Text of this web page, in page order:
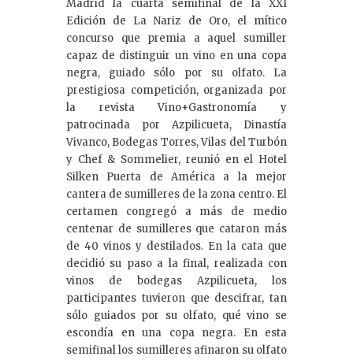
Madrid la cuarta semifinal de la XXI
Edición de La Nariz de Oro, el mítico
concurso que premia a aquel sumiller
capaz de distinguir un vino en una copa
negra, guiado sólo por su olfato. La
prestigiosa competición, organizada por
la revista Vino+Gastronomía y
patrocinada por Azpilicueta, Dinastía
Vivanco, Bodegas Torres, Vilas del Turbón
y Chef & Sommelier, reunió en el Hotel
Silken Puerta de América a la mejor
cantera de sumilleres de la zona centro. El
certamen congregó a más de medio
centenar de sumilleres que cataron más
de 40 vinos y destilados. En la cata que
decidió su paso a la final, realizada con
vinos de bodegas Azpilicueta, los
participantes tuvieron que descifrar, tan
sólo guiados por su olfato, qué vino se
escondía en una copa negra. En esta
semifinal los sumilleres afinaron su olfato